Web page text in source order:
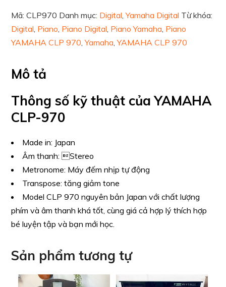
Mã:CLP970 Danh mục: Digital,Yamaha Digital Từ khóa:
Digital, Piano, Piano Digital, Piano Yamaha, Piano
YAMAHA CLP 970,Yamaha,YAMAHA CLP 970
Mô tả
Thông số kỹ thuật của YAMAHA
CLP-970
Made in: Japan
Âm thanh: Stereo
Metronome: Máy đếm nhịp tự động
Transpose: tăng giảm tone
Model CLP 970 nguyên bản Japan với chất lượng
phím và âm thanh khá tốt, cùng giá cả hợp lý thích hợp
bé luyện tập và bạn mới học.
Sản phẩm tương tự